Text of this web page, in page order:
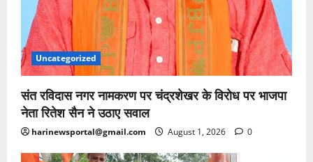
Uncategorized
संत रविदास नगर नामकरण पर चंद्रशेखर के विरोध पर भाजपा
नेता रितेश सैन ने उठाए सवाल
harinewsportal@gmail.com August 1, 2026 0